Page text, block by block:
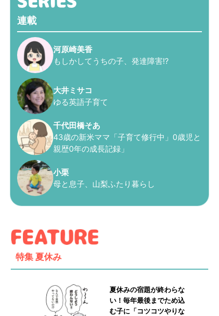
連載
河原崎美香
もしかしてうちの子、発達障害!?
大井ミサコ
ゆる英語子育て
千代田橋そあ
43歳の新米ママ「子育て修行中」0歳児と
親歴0年の成長記録」
小栗
母と息子、山梨ふたり暮らし
特集 夏休み
夏休みの宿題が終わらな
い！毎年最後までため込
む子に「コツコツやりな